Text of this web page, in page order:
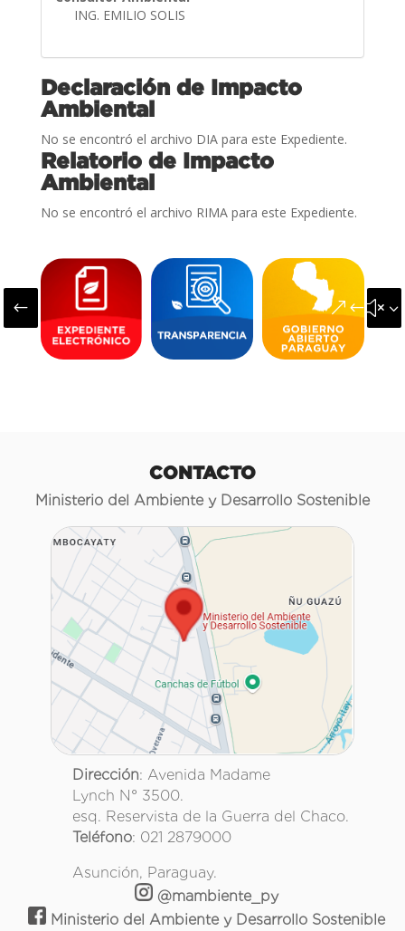
ING. EMILIO SOLIS
Declaración de Impacto
Ambiental
No se encontró el archivo DIA para este Expediente.
Relatorio de Impacto
Ambiental
No se encontró el archivo RIMA para este Expediente.
#
CONTACTO
Ministerio del Ambiente y Desarrollo Sostenible
Dirección: Avenida Madame
Lynch N° 3500.
esq. Reservista de la Guerra del Chaco.
Teléfono: 021 2879000
Asunción, Paraguay.
@mambiente_py
Ministerio del Ambiente y Desarrollo Sostenible